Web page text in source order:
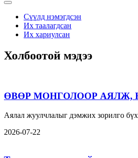
Сүүлд нэмэгдсэн
Их таалагдсан
Их хариулсан
Холбоотой мэдээ
ӨВӨР МОНГОЛООР АЯЛЖ,
Аялал жуулчлалыг дэмжих зорилго
2026-07-22